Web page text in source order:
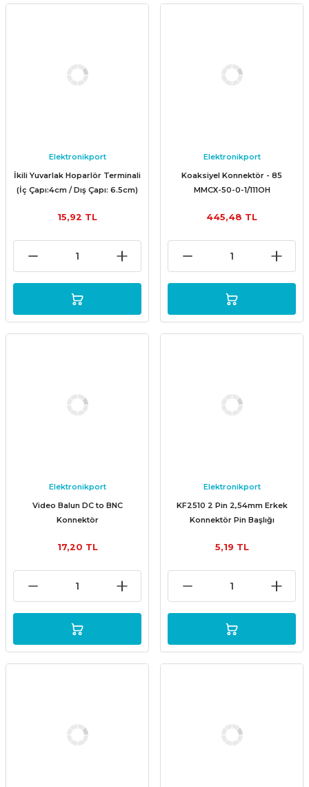
Elektronikport
İkili Yuvarlak Hoparlör Terminali
(İç Çapı:4cm / Dış Çapı: 6.5cm)
15,92 TL
Elektronikport
Koaksiyel Konnektör - 85
MMCX-50-0-1/111OH
445,48 TL
Elektronikport
Video Balun DC to BNC
Konnektör
17,20 TL
Elektronikport
KF2510 2 Pin 2,54mm Erkek
Konnektör Pin Başlığı
5,19 TL